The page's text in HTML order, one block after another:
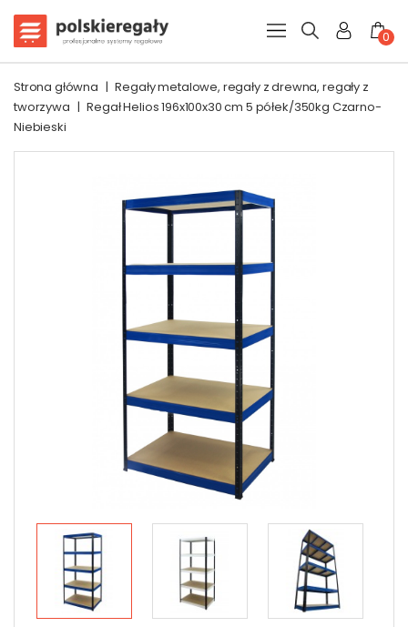
0
Strona główna | Regały metalowe, regały z drewna, regały z
tworzywa | Regał Helios 196x100x30 cm 5 półek/350kg Czarno-
Niebieski